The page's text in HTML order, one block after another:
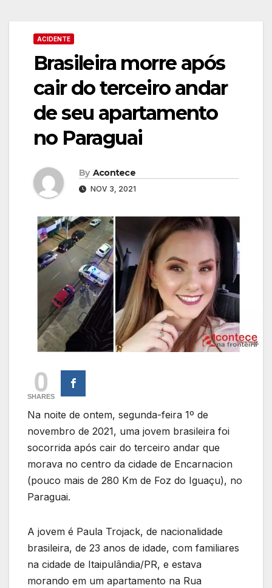
ACIDENTE
Brasileira morre após
cair do terceiro andar
de seu apartamento
no Paraguai
By Acontece
NOV 3, 2021
0
SHARES
Na noite de ontem, segunda-feira 1º de
novembro de 2021, uma jovem brasileira foi
socorrida após cair do terceiro andar que
morava no centro da cidade de Encarnacion
(pouco mais de 280 Km de Foz do Iguaçu), no
Paraguai.
A jovem é Paula Trojack, de nacionalidade
brasileira, de 23 anos de idade, com familiares
na cidade de Itaipulândia/PR, e estava
morando em um apartamento na Rua